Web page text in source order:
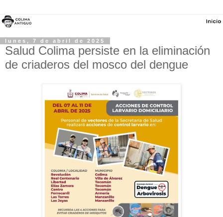
lunes, 7 de abril de 2025
Salud Colima persiste en la eliminación
de criaderos del mosco del dengue